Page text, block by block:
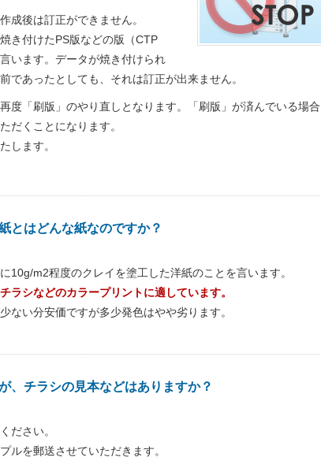
成後は訂正ができません。
き付けたPS版などの版（CTP
います。データが焼き付けられ
であったとしても、それは訂正が出来ません。
度「刷版」のやり直しとなります。「刷版」が済んでいる場合
だくことになります。
します。
とはどんな紙なのですか？
10g/m2程度のクレイを塗工した洋紙のことを言います。
ラシなどのカラープリントに適しています。
ない分安価ですが多少発色はやや劣ります。
、チラシの見本などはありますか？
ださい。
ルを郵送させていただきます。